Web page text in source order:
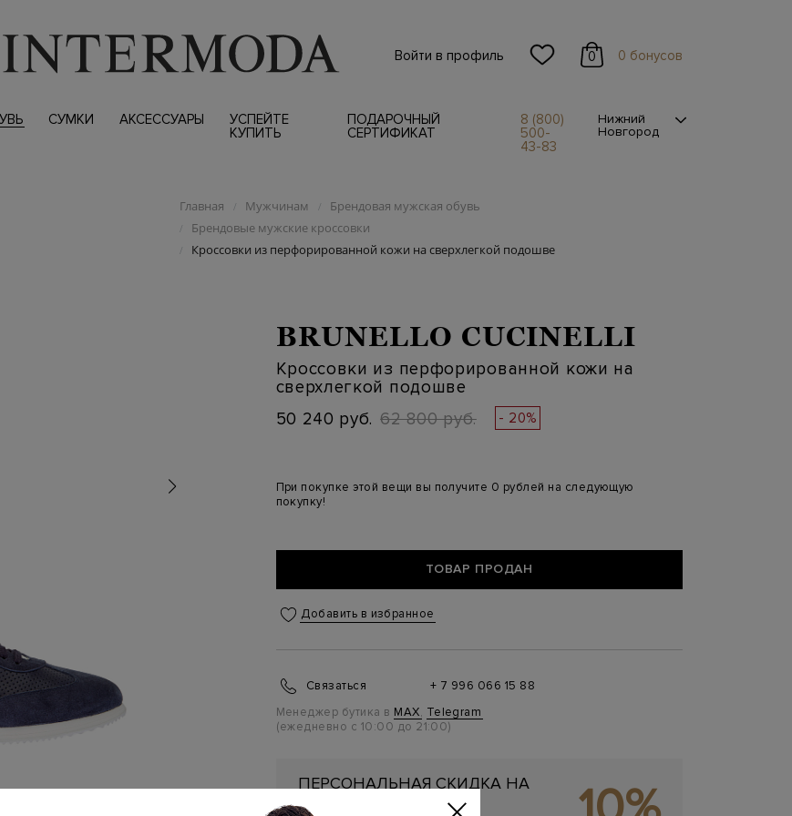
Войти в профиль 0 0 бонусов
СУМКИ АКСЕССУАРЫ
УСПЕЙТЕ
КУПИТЬ
ПОДАРОЧНЫЙ
СЕРТИФИКАТ
8 (800)
500-
43-83
Нижний
Новгород
Главная / Мужчинам / Брендовая мужская обувь
/ Брендовые мужские кроссовки
/ Кроссовки из перфорированной кожи на сверхлегкой подошве
BRUNELLO CUCINELLI
Кроссовки из перфорированной кожи на
сверхлегкой подошве
50 240 руб. 62 800 руб. - 20%
При покупке этой вещи вы получите 0 рублей на следующую
покупку!
ТОВАР ПРОДАН
Добавить в избранное
Связаться
+ 7 996 066 15 88
Менеджер бутика в MAX, Telegram
(ежедневно с 10:00 до 21:00)
ПЕРСОНАЛЬНАЯ СКИДКА НА
ПЕРВУЮ ПОКУПКУ